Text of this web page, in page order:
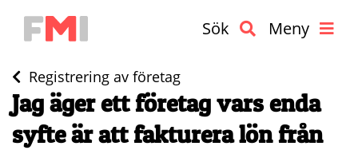
Sök Meny
Registrering av företag
Jag äger ett företag vars enda
syfte är att fakturera lön från